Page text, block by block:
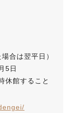
合は翌平日）
5日
館すること